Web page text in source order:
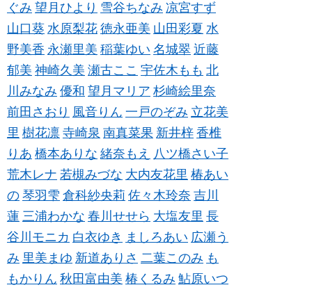
ぐみ 望月ひより 雪谷ちなみ 凉宮すず
山口葵 水原梨花 徳永亜美 山田彩夏 水
野美香 永瀬里美 稲葉ゆい 名城翠 近藤
郁美 神崎久美 瀬古ここ 宇佐木もも 北
川みなみ 優和 望月マリア 杉崎絵里奈
前田さおり 風音りん 一戸のぞみ 立花美
里 樹花凛 寺崎泉 南真菜果 新井梓 香椎
りあ 橋本ありな 緒奈もえ 八ツ橋さい子
荒木レナ 若槻みづな 大内友花里 椿あい
の 琴羽雫 倉科紗央莉 佐々木玲奈 吉川
蓮 三浦わかな 春川せせら 大塩友里 長
谷川モニカ 白衣ゆき ましろあい 広瀬う
み 里美まゆ 新道ありさ 二葉このみ も
もかりん 秋田富由美 椿くるみ 鮎原いつ